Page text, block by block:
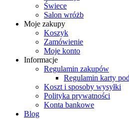
Świece
Salon wróżb
Moje zakupy
Koszyk
Zamówienie
Moje konto
Informacje
Regulamin zakupów
Regulamin karty
Koszt i sposoby wysyłki
Polityka prywatności
Konta bankowe
Blog